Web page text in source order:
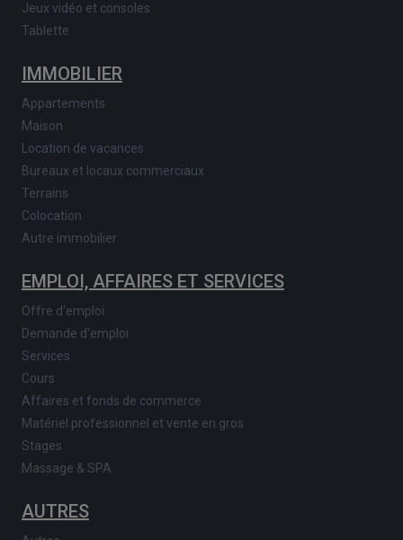
Jeux vidéo et consoles
Tablette
IMMOBILIER
Appartements
Maison
Location de vacances
Bureaux et locaux commerciaux
Terrains
Colocation
Autre immobilier
EMPLOI, AFFAIRES ET SERVICES
Offre d'emploi
Demande d'emploi
Services
Cours
Affaires et fonds de commerce
Matériel professionnel et vente en gros
Stages
Massage & SPA
AUTRES